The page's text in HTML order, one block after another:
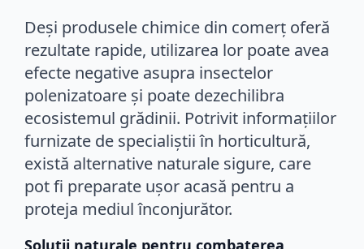
Deși produsele chimice din comerț oferă
rezultate rapide, utilizarea lor poate avea
efecte negative asupra insectelor
polenizatoare și poate dezechilibra
ecosistemul grădinii. Potrivit informațiilor
furnizate de specialiștii în horticultură,
există alternative naturale sigure, care
pot fi preparate ușor acasă pentru a
proteja mediul înconjurător.
Soluții naturale pentru combaterea